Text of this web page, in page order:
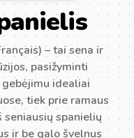
– tai sena ir
pasižyminti
idealiai
tiek prie ramaus
seniausių spanielių
ir be galo švelnus